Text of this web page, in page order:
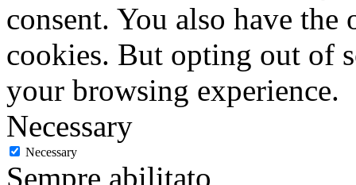
consent. You also have
cookies. But opting out of
your browsing experience.
Necessary
Necessary
Sempre abilitato